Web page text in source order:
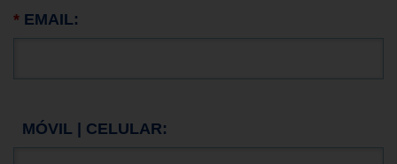
* EMAIL:
MÓVIL | CELULAR: